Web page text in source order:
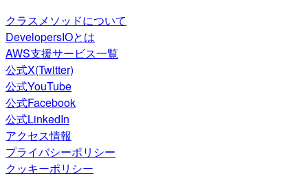
クラスメソッドについて
DevelopersIOとは
AWS支援サービス一覧
公式X(Twitter)
公式YouTube
公式Facebook
公式LinkedIn
アクセス情報
プライバシーポリシー
クッキーポリシー